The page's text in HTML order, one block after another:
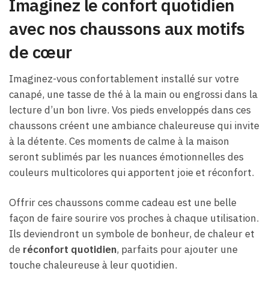
Imaginez le confort quotidien
avec nos chaussons aux motifs
de cœur
Imaginez-vous confortablement installé sur votre
canapé, une tasse de thé à la main ou engrossi dans la
lecture d’un bon livre. Vos pieds enveloppés dans ces
chaussons créent une ambiance chaleureuse qui invite
à la détente. Ces moments de calme à la maison
seront sublimés par les nuances émotionnelles des
couleurs multicolores qui apportent joie et réconfort.
Offrir ces chaussons comme cadeau est une belle
façon de faire sourire vos proches à chaque utilisation.
Ils deviendront un symbole de bonheur, de chaleur et
de réconfort quotidien, parfaits pour ajouter une
touche chaleureuse à leur quotidien.